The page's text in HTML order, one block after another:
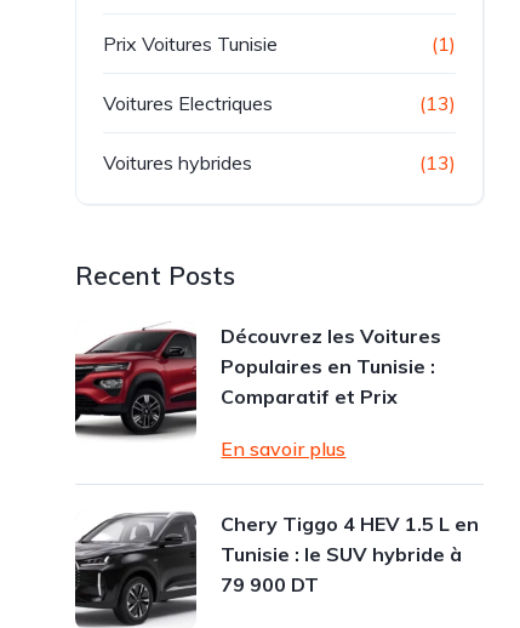
Prix Voitures Tunisie (1)
Voitures Electriques (13)
Voitures hybrides (13)
Recent Posts
Découvrez les Voitures
Populaires en Tunisie :
Comparatif et Prix
En savoir plus
Chery Tiggo 4 HEV 1.5 L en
Tunisie : le SUV hybride à
79 900 DT